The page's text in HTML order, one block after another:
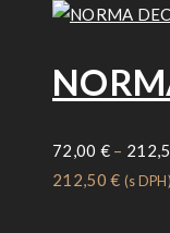
72,00 € –
212,50 € (s DPH)